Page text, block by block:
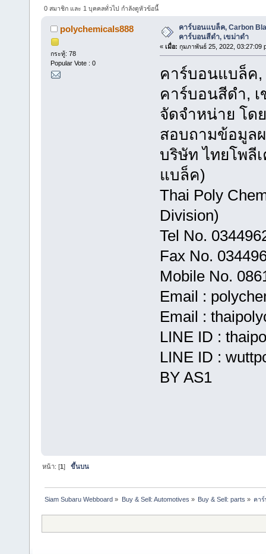
ครั้ง)
0 สมาชิก และ 1 บุคคลทั่วไป กำลังดูหัวข้อนี้
polychemicals888
กระทู้: 78
Popular Vote : 0
คาร์บอนแบล็ค, Carbon
คาร์บอนสีดำ, เขม่าดำ
« เมื่อ: กุมภาพันธ์ 25, 2022, 03:27:09
คาร์บอนแบล็ค,
คาร์บอนสีดำ,
จัดจำหน่าย โด
สอบถามข้อมูล
บริษัท ไทยโพลี
แบล็ค)
Thai Poly
Division)
Tel No.
Fax No.
Mobile No.
Email :
Email :
LINE ID :
LINE ID :
BY AS1
หน้า: [1]ขึ้นบน
Siam Subaru Webboard » Buy & Sell: Automotives » Buy & Sell: parts » คา